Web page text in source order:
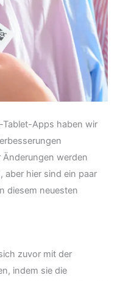
Tablet-Apps haben wir
werden
aber hier sind ein paar
diesem neuesten
zuvor mit der
indem sie die